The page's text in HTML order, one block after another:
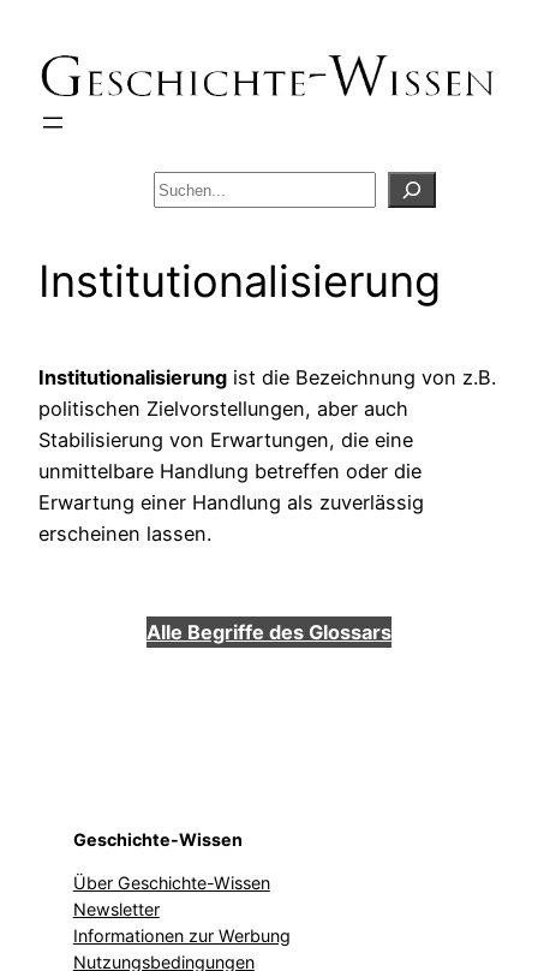
Inhalt
springen
Institutionalisierung
Institutionalisierung ist die Bezeichnung von z.B.
politischen Zielvorstellungen, aber auch
Stabilisierung von Erwartungen, die eine
unmittelbare Handlung betreffen oder die
Erwartung einer Handlung als zuverlässig
erscheinen lassen.
Alle Begriffe des Glossars
Geschichte-Wissen
Über Geschichte-Wissen
Newsletter
Informationen zur Werbung
Nutzungsbedingungen